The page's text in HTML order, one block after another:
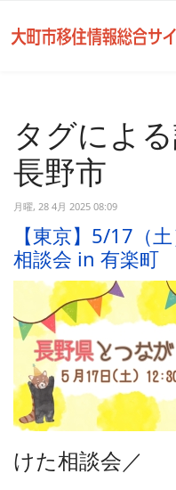
タグによ
長野市
月曜, 28 4月 2025 08:09
【東京】5/17（
相談会 in 有楽町
けた相談会／